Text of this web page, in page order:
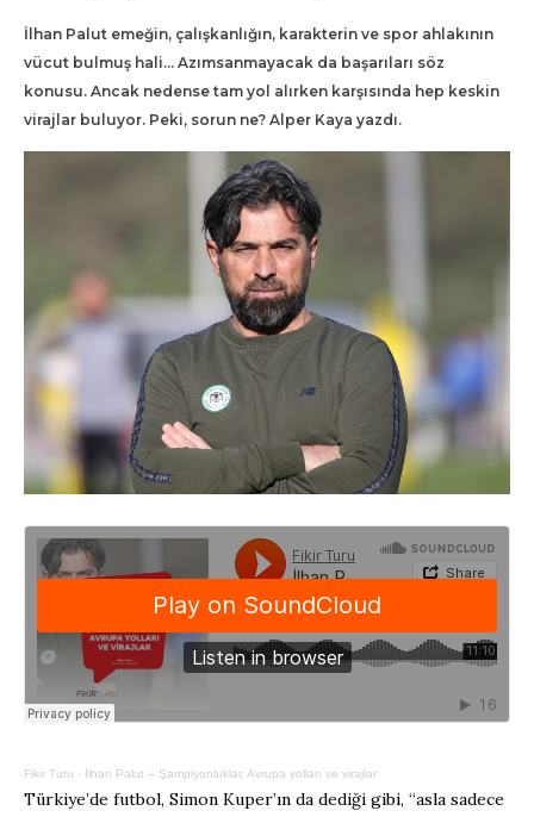
İlhan Palut emeğin, çalışkanlığın, karakterin ve spor ahlakının
vücut bulmuş hali... Azımsanmayacak da başarıları söz
konusu. Ancak nedense tam yol alırken karşısında hep keskin
virajlar buluyor. Peki, sorun ne? Alper Kaya yazdı.
Fikir Turu · İlhan Palut – Şampiyonluklar, Avrupa yolları ve virajlar
Türkiye’de futbol, Simon Kuper’ın da dediği gibi, “asla sadece